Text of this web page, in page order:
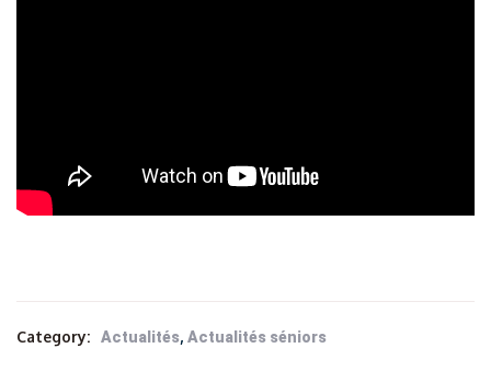
Category: Actualités, Actualités séniors